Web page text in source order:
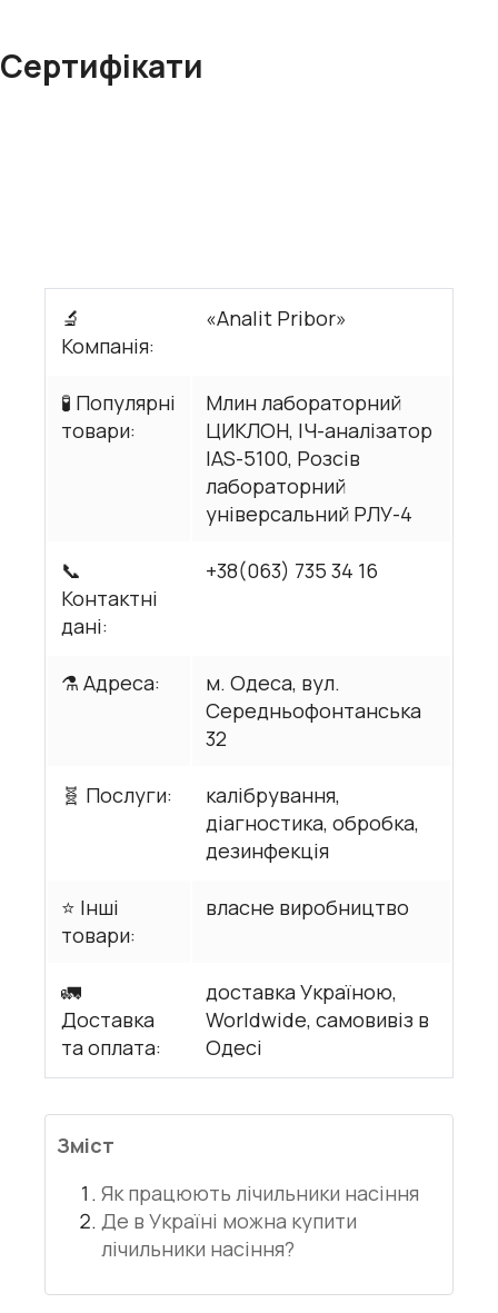
Сертифікати
🔬
Компанія:
«Analit Pribor»
🧪 Популярні
товари:
Млин лабораторний
ЦИКЛОН, ІЧ-аналізатор
IAS-5100, Розсів
лабораторний
універсальний РЛУ-4
📞
Контактні
дані:
+38(063) 735 34 16
⚗️ Адреса:
м. Одеса, вул.
Середньофонтанська
32
🧬 Послуги:
калібрування,
діагностика, обробка,
дезинфекція
⭐ Інші
товари:
власне виробництво
🚛
Доставка
та оплата:
доставка Україною,
Worldwide, самовивіз в
Одесі
Зміст
Як працюють лічильники насіння
Де в Україні можна купити
лічильники насіння?